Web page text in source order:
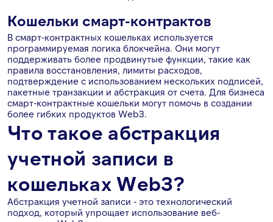
Кошельки смарт-контрактов
В смарт-контрактных кошельках используется
программируемая логика блокчейна. Они могут
поддерживать более продвинутые функции, такие как
правила восстановления, лимиты расходов,
подтверждение с использованием нескольких подписей,
пакетные транзакции и абстракция от счета. Для бизнеса
смарт-контрактные кошельки могут помочь в создании
более гибких продуктов Web3.
Что такое абстракция
учетной записи в
кошельках Web3?
Абстракция учетной записи - это технологический
подход, который упрощает использование веб-